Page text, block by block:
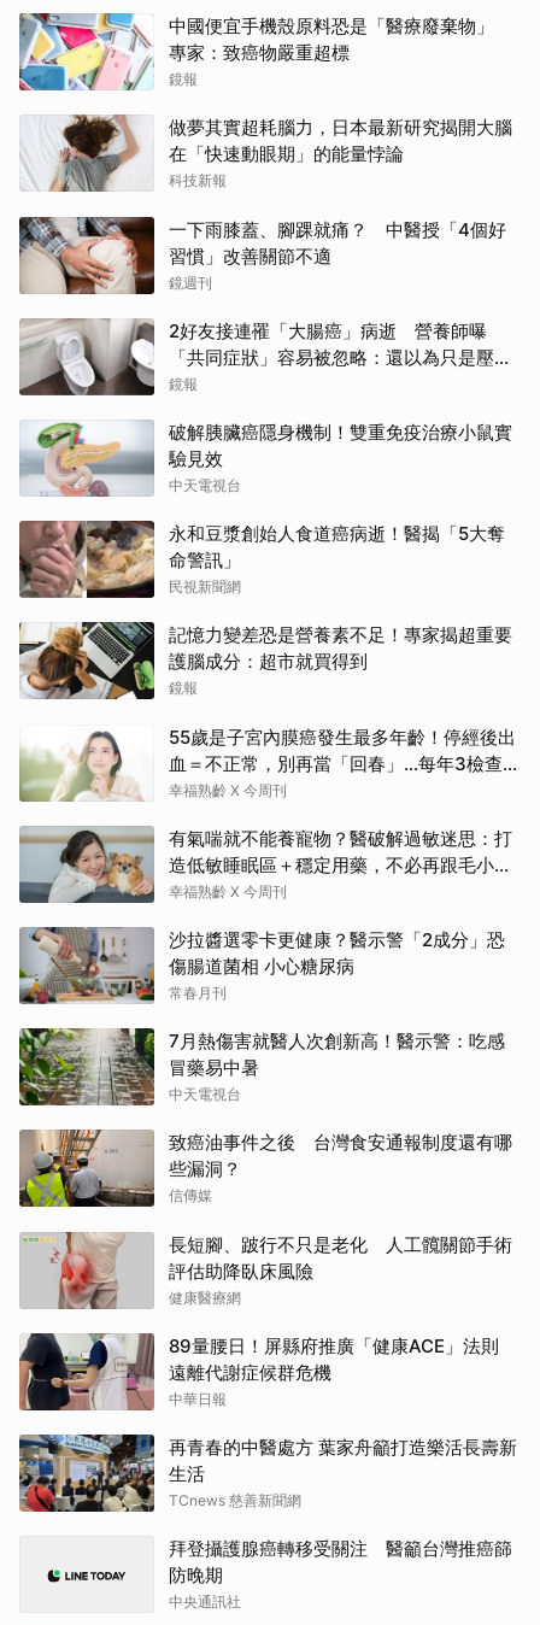
中國便宜手機殼原料恐是「醫療廢棄物」
專家：致癌物嚴重超標
鏡報
做夢其實超耗腦力，日本最新研究揭開大腦
在「快速動眼期」的能量悖論
科技新報
一下雨膝蓋、腳踝就痛？ 中醫授「4個好
習慣」改善關節不適
鏡週刊
2好友接連罹「大腸癌」病逝 營養師曝
「共同症狀」容易被忽略：還以為只是壓力
大
鏡報
破解胰臟癌隱身機制！雙重免疫治療小鼠實
驗見效
中天電視台
永和豆漿創始人食道癌病逝！醫揭「5大奪
命警訊」
民視新聞網
記憶力變差恐是營養素不足！專家揭超重要
護腦成分：超市就買得到
鏡報
55歲是子宮內膜癌發生最多年齡！停經後出
血＝不正常，別再當「回春」…每年3檢查保
命：早期治癒率達9成5
幸福熟齡 X 今周刊
有氣喘就不能養寵物？醫破解過敏迷思：打
造低敏睡眠區＋穩定用藥，不必再跟毛小孩
分離
幸福熟齡 X 今周刊
沙拉醬選零卡更健康？醫示警「2成分」恐
傷腸道菌相 小心糖尿病
常春月刊
7月熱傷害就醫人次創新高！醫示警：吃感
冒藥易中暑
中天電視台
致癌油事件之後 台灣食安通報制度還有哪
些漏洞？
信傳媒
長短腳、跛行不只是老化 人工髖關節手術
評估助降臥床風險
健康醫療網
89量腰日！屏縣府推廣「健康ACE」法則
遠離代謝症候群危機
中華日報
再青春的中醫處方 葉家舟籲打造樂活長壽新
生活
TCnews 慈善新聞網
拜登攝護腺癌轉移受關注 醫籲台灣推癌篩
防晚期
中央通訊社